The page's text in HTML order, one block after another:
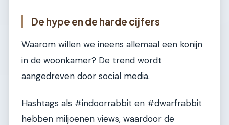
De hype en de harde cijfers
Waarom willen we ineens allemaal een konijn
in de woonkamer? De trend wordt
aangedreven door social media.
Hashtags als #indoorrabbit en #dwarfrabbit
hebben miljoenen views, waardoor de